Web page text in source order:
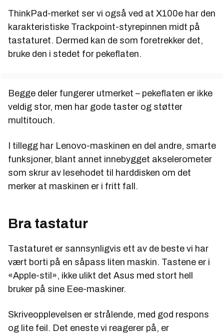
ThinkPad-merket ser vi også ved at X100e har den
karakteristiske Trackpoint-styrepinnen midt på
tastaturet. Dermed kan de som foretrekker det,
bruke den i stedet for pekeflaten.
Begge deler fungerer utmerket – pekeflaten er ikke
veldig stor, men har gode taster og støtter
multitouch.
I tillegg har Lenovo-maskinen en del andre, smarte
funksjoner, blant annet innebygget akselerometer
som skrur av lesehodet til harddisken om det
merker at maskinen er i fritt fall.
Bra tastatur
Tastaturet er sannsynligvis ett av de beste vi har
vært borti på en såpass liten maskin. Tastene er i
«Apple-stil», ikke ulikt det Asus med stort hell
bruker på sine Eee-maskiner.
Skriveopplevelsen er strålende, med god respons
og lite feil. Det eneste vi reagerer på, er